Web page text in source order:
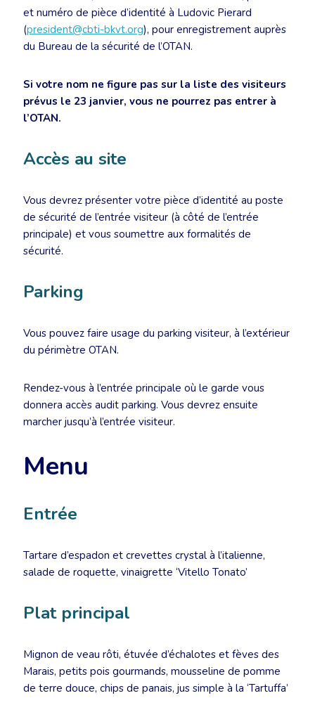
et numéro de pièce d’identité à Ludovic Pierard
(president@cbti-bkvt.org), pour enregistrement auprès
du Bureau de la sécurité de l’OTAN.
Si votre nom ne figure pas sur la liste des visiteurs
prévus le 23 janvier, vous ne pourrez pas entrer à
l’OTAN.
Accès au site
Vous devrez présenter votre pièce d’identité au poste
de sécurité de l’entrée visiteur (à côté de l’entrée
principale) et vous soumettre aux formalités de
sécurité.
Parking
Vous pouvez faire usage du parking visiteur, à l’extérieur
du périmètre OTAN.
Rendez-vous à l’entrée principale où le garde vous
donnera accès audit parking. Vous devrez ensuite
marcher jusqu’à l’entrée visiteur.
Menu
Entrée
Tartare d’espadon et crevettes crystal à l’italienne,
salade de roquette, vinaigrette ‘Vitello Tonato’
Plat principal
Mignon de veau rôti, étuvée d’échalotes et fèves des
Marais, petits pois gourmands, mousseline de pomme
de terre douce, chips de panais, jus simple à la ‘Tartuffa’